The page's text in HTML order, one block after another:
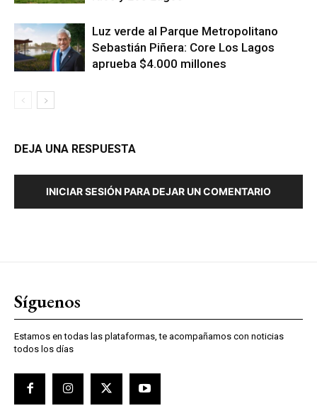
Luz verde al Parque Metropolitano
Sebastián Piñera: Core Los Lagos
aprueba $4.000 millones
DEJA UNA RESPUESTA
INICIAR SESIÓN PARA DEJAR UN COMENTARIO
Síguenos
Estamos en todas las plataformas, te acompañamos con noticias
todos los días